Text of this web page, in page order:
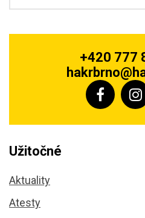
+420 777
Užitočné
Aktuality
Atesty